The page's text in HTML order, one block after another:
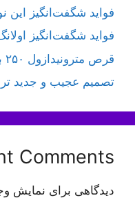
فواید شگفت‌انگیز این
فواید شگفت‌انگیز
قرص مترونیدازول ۲۵۰ برای چیست؟
تصمیم عجیب و جدید
Comments
دیدگاهی برای نمایش